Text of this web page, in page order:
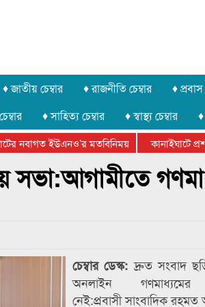
♦ জাতীয় চেম্বার ♦ রাজনীতি চেম্বার ♦ প্রবাস
♦ সাহিত্য চেম্বার ♦ স্বাস্থ্য চেম্বার
নবাগত ইউএনও’র মতবিনিময় কানাইঘাটে
কর্মশালা সম্পন্ন
সভা:আগামীতে
চেম্বার ডেস্ক:দ্রুত সংবাদ
অনলাইন
নেই:প্রবাসী সাংবাদিক